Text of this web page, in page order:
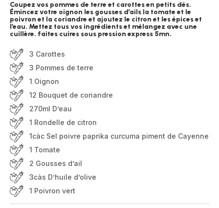
Coupez vos pommes de terre et carottes en petits dés.
Émincez votre oignon les gousses d’ails la tomate et le
poivron et la coriandre et ajoutez le citron et les épices et
l’eau. Mettez tous vos ingrédients et mélangez avec une
cuillère. faites cuires sous pression express 5mn.
3 Carottes
3 Pommes de terre
1 Oignon
12 Bouquet de coriandre
270ml D’eau
1 Rondelle de citron
1càc Sel poivre paprika curcuma piment de Cayenne
1 Tomate
2 Gousses d’ail
3càs D’huile d’olive
1 Poivron vert